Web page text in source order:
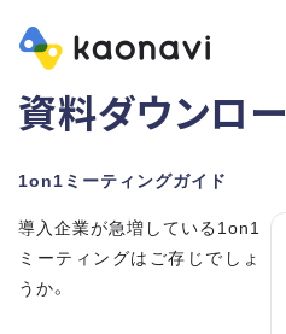
資料ダウンロ
1on1ミーティングガイド
導入企業が急増している1on1
ミーティングはご存じでしょ
うか。